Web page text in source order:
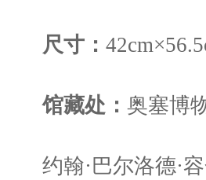
尺寸：
馆藏处： 奥塞博
约翰·巴尔洛德·容